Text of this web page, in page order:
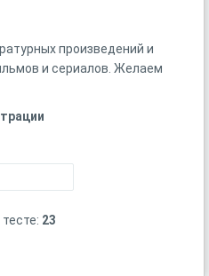
произведений и
и сериалов. Желаем
23